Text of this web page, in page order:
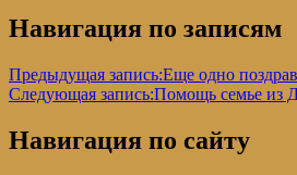
Навигация по записям
Предыдущая запись:Еще одно
Следующая запись:Помощь семье из
Навигация по сайту